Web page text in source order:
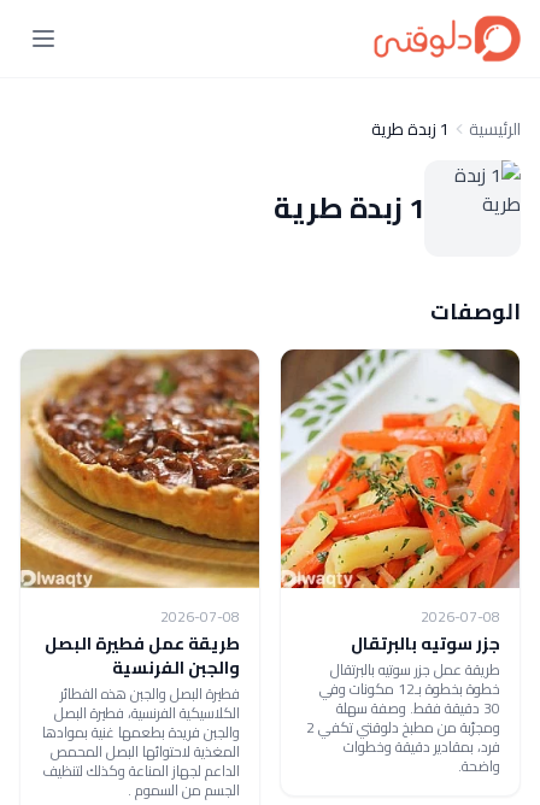
الرئيسية 1 زبدة طرية
1 زبدة طرية
الوصفات
2026-07-08
جزر سوتيه بالبرتقال
طريقة عمل جزر سوتيه بالبرتقال
خطوة بخطوة بـ12 مكونات وفي
30 دقيقة فقط. وصفة سهلة
ومجرّبة من مطبخ دلوقتي تكفي 2
فرد، بمقادير دقيقة وخطوات
واضحة.
2026-07-08
طريقة عمل فطيرة البصل
والجبن الفرنسية
فطيرة البصل والجبن هذه الفطائر
الكلاسيكية الفرنسية، فطيرة البصل
والجبن فريدة بطعمها غنية بموادها
المغذية لاحتوائها البصل المحمص
الداعم لجهاز المناعة وكذلك لتنظيف
الجسم من السموم .